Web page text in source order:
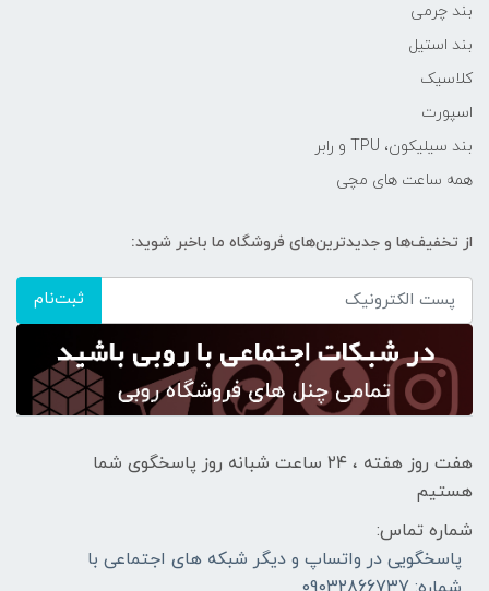
بند چرمی
بند استیل
کلاسیک
اسپورت
بند سیلیکون، TPU و رابر
همه ساعت های مچی
از تخفیف‌ها و جدیدترین‌های فروشگاه ما باخبر شوید:
ثبت‌نام
هفت روز هفته ، ۲۴ ساعت شبانه‌ روز پاسخگوی شما
هستیم
شماره تماس:
پاسخگویی در واتساپ و دیگر شبکه های اجتماعی با